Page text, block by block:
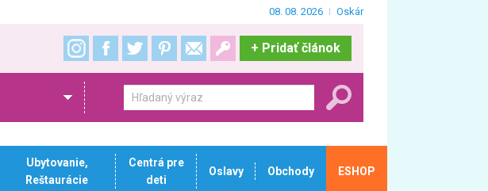
08. 08. 2026 Oskár
+ Pridať článok
Ubytovanie,
Reštaurácie
Centrá pre
deti
Oslavy Obchody ESHOP